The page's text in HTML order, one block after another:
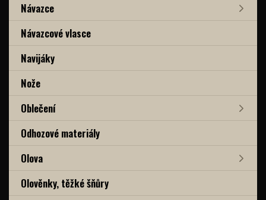
Návazce
Návazcové vlasce
Navijáky
Nože
Oblečení
Odhozové materiály
Olova
Olověnky, těžké šňůry